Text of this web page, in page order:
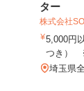
ター
株式会社
5,000円
つき）
埼玉県